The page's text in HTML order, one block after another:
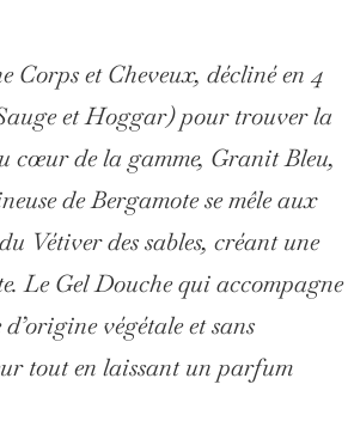
Corps et Cheveux, décliné en 4
et Hoggar) pour trouver la
cœur de la gamme, Granit Bleu,
de Bergamote se mêle aux
Vétiver des sables, créant une
Le Gel Douche qui accompagne
végétale et sans
tout en laissant un parfum